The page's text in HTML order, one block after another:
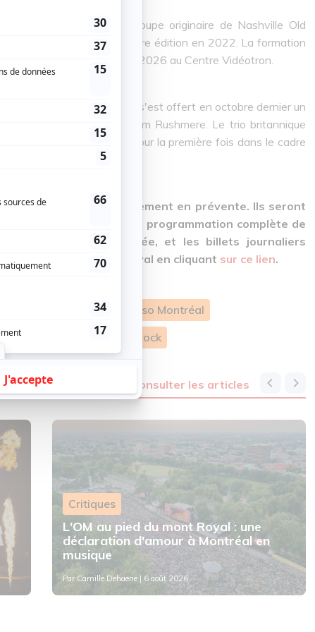
pourront retrouver le groupe originaire de Nashville Old
joué lors de sa première édition en 2022. La formation
à Québec en avril 2026 au Centre Vidéotron.
rock Mumford & Sons qui s'est offert en octobre dernier un
de son cinquième album Rushmere. Le trio britannique
Dwane se produira pour la première fois dans le cadre
deux jours sont actuellement en prévente. Ils seront
La programmation complète de
de la nouvelle année, et les billets journaliers
sur le festival en cliquant sur ce lien.
Old Dominion
Lasso Montréal
Country rock
consulter les articles
Critiques
L'OM au pied du mont Royal : une
déclaration d'amour à Montréal en
musique
Par Camille Dehaene| 6 août 2026